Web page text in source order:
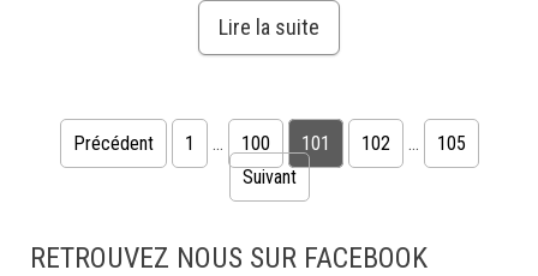
Lire la suite
Pagination des publications
Précédent 1 … 100 101 102 …
105
Suivant
RETROUVEZ NOUS SUR FACEBOOK